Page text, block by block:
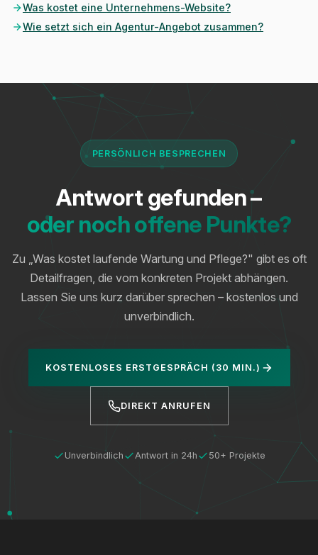
Was kostet eine Unternehmens-Website?
Wie setzt sich ein Agentur-Angebot zusammen?
PERSÖNLICH BESPRECHEN
Antwort gefunden –
oder noch offene Punkte?
Zu „Was kostet laufende Wartung und Pflege?" gibt es oft
Detailfragen, die vom konkreten Projekt abhängen.
Lassen Sie uns kurz darüber sprechen – kostenlos und
unverbindlich.
KOSTENLOSES ERSTGESPRÄCH (30 MIN.)
DIREKT ANRUFEN
Unverbindlich Antwort in 24h 50+ Projekte